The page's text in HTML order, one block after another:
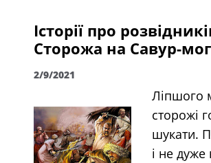
Історії про
Сторожа на Савур-
2/9/2021
Ліпшого
сторожі
шукати.
і не дуже